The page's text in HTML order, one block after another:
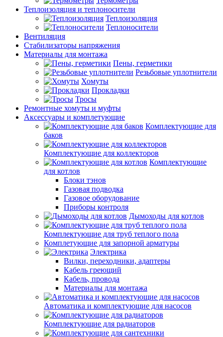
Теплоизоляция и теплоносители
Теплоизоляция
Теплоносители
Вентиляция
Стабилизаторы напряжения
Материалы для монтажа
Пены, герметики
Резьбовые уплотнители
Хомуты
Прокладки
Тросы
Ремонтные хомуты и муфты
Аксессуары и комплетующие
Комплектующие для
баков
Комплектующие для коллекторов
Комплектующие
для котлов
Блоки тэнов
Газовая подводка
Газовое оборудование
Приборы контроля
Дымоходы для котлов
Комплектующие для труб теплого пола
Комплетующие для запорной арматуры
Электрика
Вилки, переходники, адаптеры
Кабель греющий
Кабель, провода
Материалы для монтажа
Автоматика и комплектующие для насосов
Комплектующие для радиаторов